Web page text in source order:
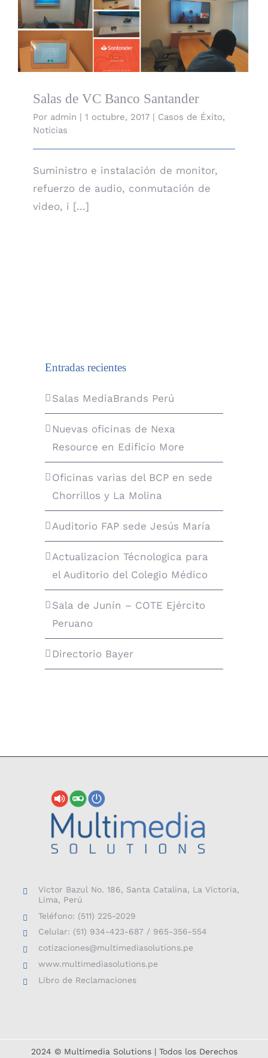
Salas de VC Banco Santander
Salas de VC Banco Santander
Por admin | 1 octubre, 2017 | Casos de Éxito,
Noticias
Suministro e instalación de monitor,
refuerzo de audio, conmutación de
video, i [...]
Entradas recientes
Salas MediaBrands Perú
Nuevas oficinas de Nexa
Resource en Edificio More
Oficinas varias del BCP en sede
Chorrillos y La Molina
Auditorio FAP sede Jesús María
Actualizacion Técnologica para
el Auditorio del Colegio Médico
Sala de Junín – COTE Ejército
Peruano
Directorio Bayer
Victor Bazul No. 186, Santa Catalina, La Victoria,
Lima, Perú
Teléfono: (511) 225-2029
Celular: (51) 934-423-687 / 965-356-554
cotizaciones@multimediasolutions.pe
www.multimediasolutions.pe
Libro de Reclamaciones
2024 © Multimedia Solutions | Todos los Derechos